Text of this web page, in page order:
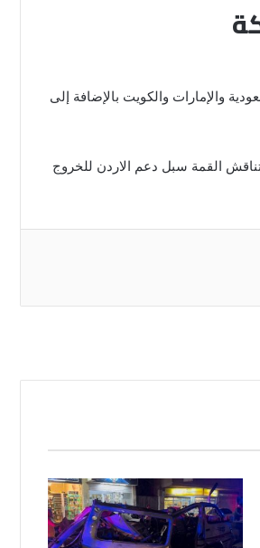
والإمارات والكويت بالإضافة إلى
القمة سبل دعم الاردن للخروج